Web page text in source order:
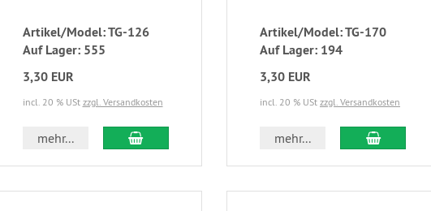
Artikel/Model: TG-126
Auf Lager: 555
3,30 EUR
incl. 20 % USt zzgl. Versandkosten
mehr...
Artikel/Model: TG-170
Auf Lager: 194
3,30 EUR
incl. 20 % USt zzgl. Versandkosten
mehr...